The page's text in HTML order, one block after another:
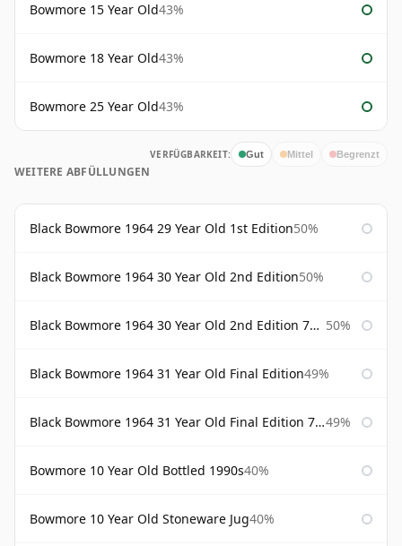
Bowmore 15 Year Old43%
Bowmore 18 Year Old43%
Bowmore 25 Year Old43%
VERFÜGBARKEIT: Gut Mittel Begrenzt
WEITERE ABFÜLLUNGEN
Black Bowmore 1964 29 Year Old 1st Edition50%
Black Bowmore 1964 30 Year Old 2nd Edition50%
Black Bowmore 1964 30 Year Old 2nd Edition 75cl 50%
Black Bowmore 1964 31 Year Old Final Edition49%
Black Bowmore 1964 31 Year Old Final Edition 75cl 49%
Bowmore 10 Year Old Bottled 1990s40%
Bowmore 10 Year Old Stoneware Jug40%